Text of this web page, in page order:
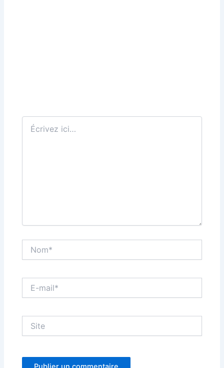
Écrivez
ici…
mail*